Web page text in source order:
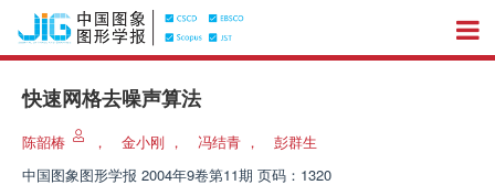
快速网格去噪声算法
陈韶椿 ， 金小刚 ， 冯结青 ，
彭群生
中国图象图形学报 2004年9卷第11期 页码：1320